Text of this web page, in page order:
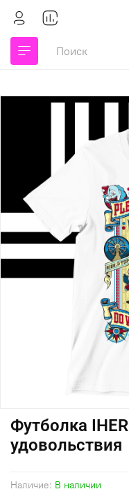
Наличие: В наличии
Футболка
удовольствия